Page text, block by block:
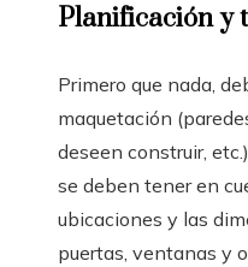
Planificación y
Primero que nada,
maquetación
deseen construir,
se deben tener en
ubicaciones y las
puertas, ventanas y